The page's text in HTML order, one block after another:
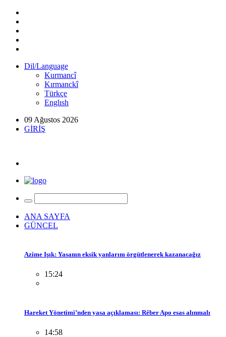
Dil/Language
Kurmancî
Kırmanckî
Türkçe
Englısh
09 Ağustos 2026
GİRİŞ
ANA SAYFA
GÜNCEL
Azime Işık: Yasanın eksik yanlarını örgütlenerek kazanacağız
15:24
Hareket Yönetimi’nden yasa açıklaması: Rêber Apo esas alınmalı
14:58